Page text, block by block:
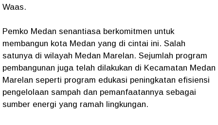
Waas.
Pemko Medan senantiasa berkomitmen untuk
membangun kota Medan yang di cintai ini. Salah
satunya di wilayah Medan Marelan. Sejumlah program
pembangunan juga telah dilakukan di Kecamatan Medan
Marelan seperti program edukasi peningkatan efisiensi
pengelolaan sampah dan pemanfaatannya sebagai
sumber energi yang ramah lingkungan.